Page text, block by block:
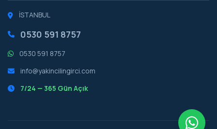
İSTANBUL
0530 591 8757
0530 591 8757
info@yakincilingirci.com
7/24 — 365 Gün Açık